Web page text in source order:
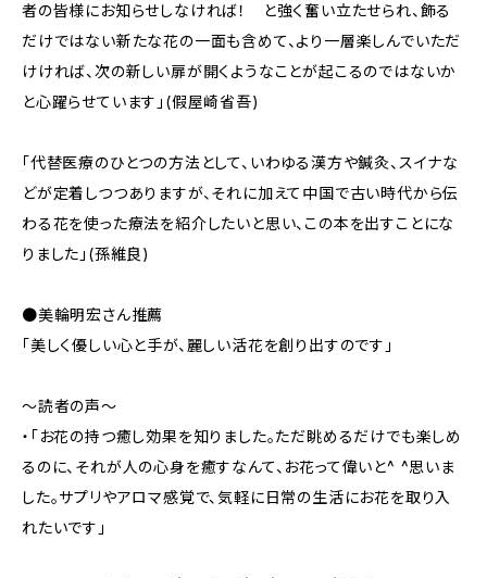
者の皆様にお知らせしなければ！ と強く奮い立たせられ、飾る
だけではない新たな花の一面も含めて、より一層楽しんでいただ
けければ、次の新しい扉が開くようなことが起こるのではないか
と心躍らせています」(假屋崎省吾)
「代替医療のひとつの方法として、いわゆる漢方や鍼灸、スイナな
どが定着しつつありますが、それに加えて中国で古い時代から伝
わる花を使った療法を紹介したいと思い、この本を出すことにな
りました」(孫維良)
●美輪明宏さん推薦
「美しく優しい心と手が、麗しい活花を創り出すのです」
～読者の声～
・「お花の持つ癒し効果を知りました。ただ眺めるだけでも楽しめ
るのに、それが人の心身を癒すなんて、お花って偉いと^ ^思いま
した。サプリやアロマ感覚で、気軽に日常の生活にお花を取り入
れたいです」